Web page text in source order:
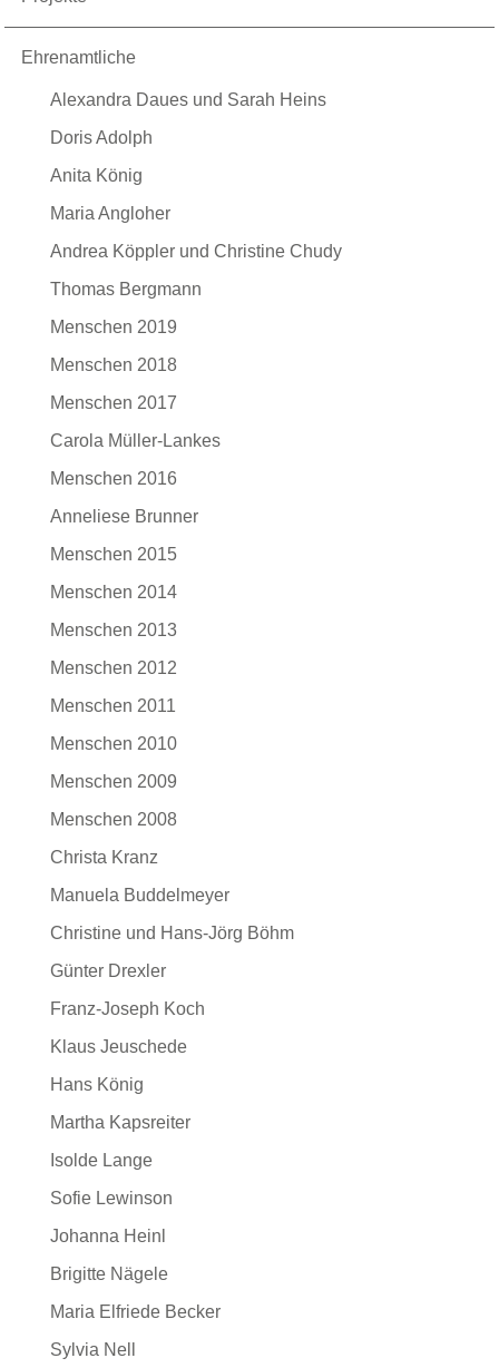
Ehrenamtliche
Alexandra Daues und Sarah Heins
Doris Adolph
Anita König
Maria Angloher
Andrea Köppler und Christine Chudy
Thomas Bergmann
Menschen 2019
Menschen 2018
Menschen 2017
Carola Müller-Lankes
Menschen 2016
Anneliese Brunner
Menschen 2015
Menschen 2014
Menschen 2013
Menschen 2012
Menschen 2011
Menschen 2010
Menschen 2009
Menschen 2008
Christa Kranz
Manuela Buddelmeyer
Christine und Hans-Jörg Böhm
Günter Drexler
Franz-Joseph Koch
Klaus Jeuschede
Hans König
Martha Kapsreiter
Isolde Lange
Sofie Lewinson
Johanna Heinl
Brigitte Nägele
Maria Elfriede Becker
Sylvia Nell